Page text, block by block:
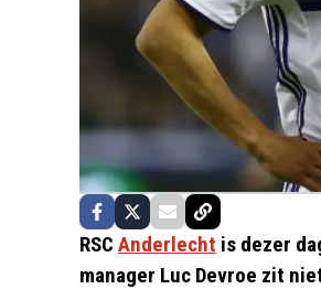
RSC Anderlecht is dezer
manager Luc Devroe zit